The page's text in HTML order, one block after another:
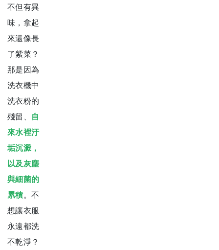
不但有異
味，拿起
來還像長
了紫菜？
那是因為
洗衣機中
洗衣粉的
殘留、
自
來水裡汙
垢沉澱，
以及灰塵
與細菌的
累積。不
想讓衣服
永遠都洗
不乾淨？